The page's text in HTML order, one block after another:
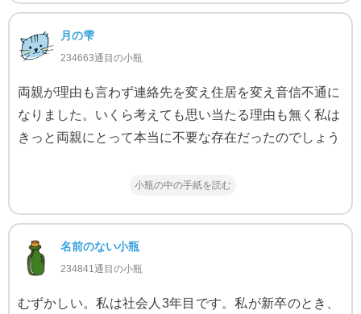
月の雫
234663通目の小瓶
両親が理由も言わず連絡先を変え住居を変え音信不通に
なりました。いくら考えても思い当たる理由も無く私は
きっと両親にとって本当に不要な存在だったのでしょう
小瓶の中の手紙を読む
名前のない小瓶
234841通目の小瓶
むずかしい。私は社会人3年目です。私が新卒のとき、